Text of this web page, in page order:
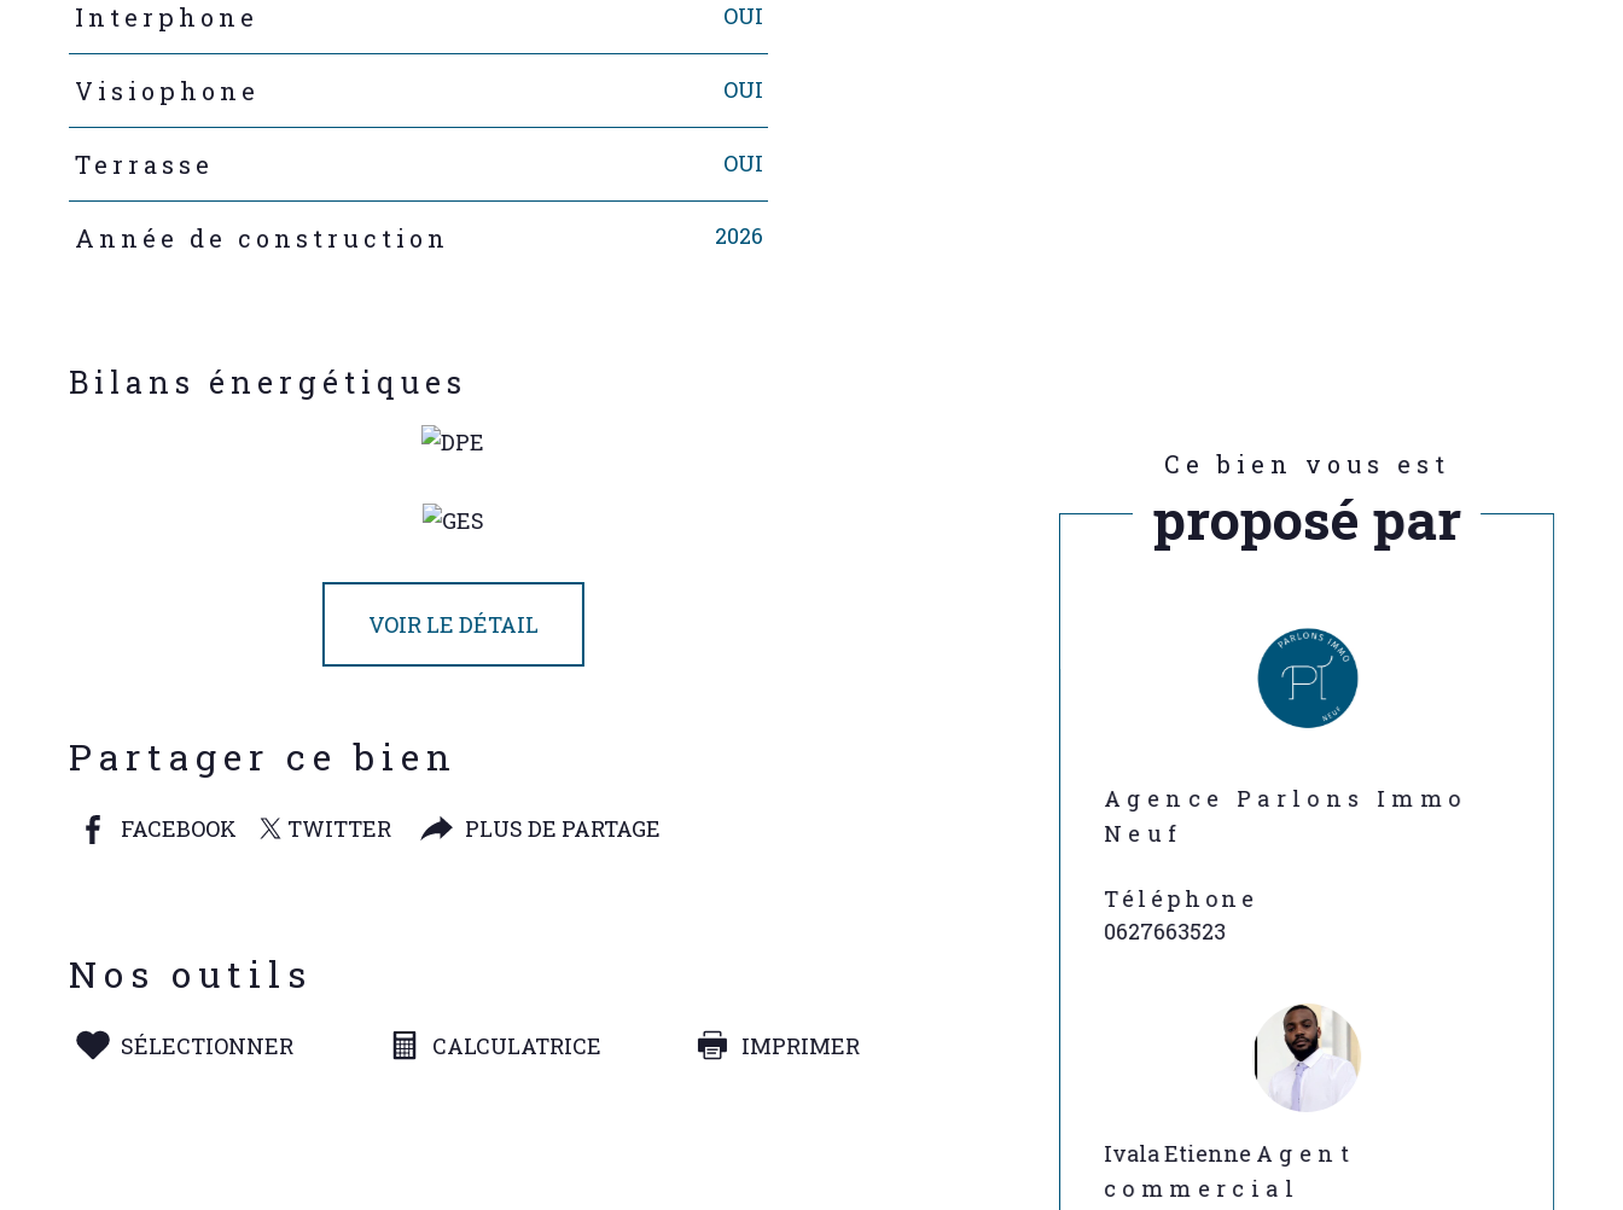
Interphone OUI
Visiophone OUI
Terrasse OUI
Année de construction 2026
Bilans énergétiques
VOIR LE DÉTAIL
Partager ce bien
FACEBOOK TWITTER PLUS DE PARTAGE
Nos outils
SÉLECTIONNER CALCULATRICE IMPRIMER
Ce bien vous est
proposé par
Agence Parlons Immo
Neuf
Téléphone
0627663523
Ivala Etienne Agent
commercial